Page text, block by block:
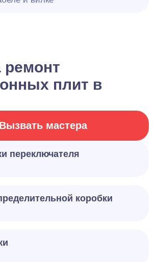
плит в
Вызвать мастера
переключателя
коробки